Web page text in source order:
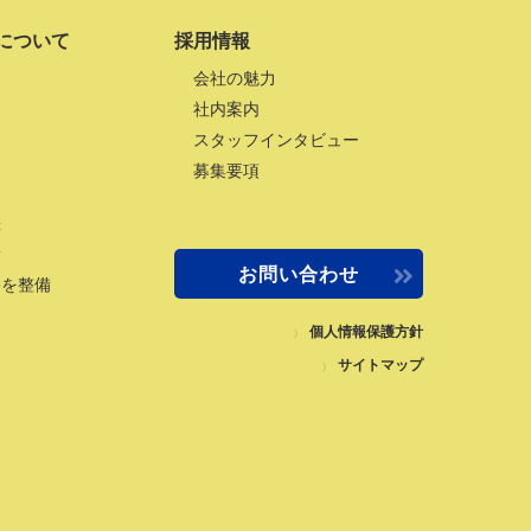
ついて
整備
採用情報
会社の魅力
社内案内
スタッフインタビュー
募集要項
お問い合わせ
個人情報保護方針
サイトマップ